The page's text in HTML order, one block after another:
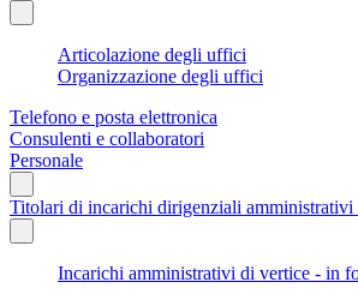
Articolazione degli uffici
Organizzazione degli uffici
Telefono e posta elettronica
Consulenti e collaboratori
Personale
Titolari di incarichi dirigenziali amministrativi
Incarichi amministrativi di vertice - in